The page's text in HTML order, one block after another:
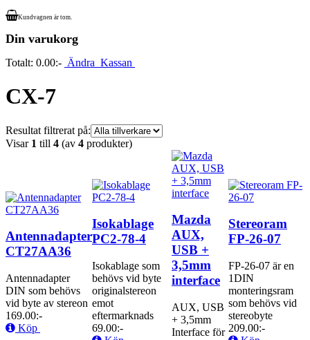
Kundvagnen är tom.
Din varukorg
Totalt: 0.00:- Ändra Kassan
CX-7
Resultat filtrerat på:
Visar 1 till 4 (av 4 produkter)
Antennadapter
CT27AA36
Antennadapter
DIN som behövs
vid byte av stereon
169.00:-
Köp
Isokablage
PC2-78-4
Isokablage som
behövs vid byte
originalstereon
emot
eftermarknads
69.00:-
Mazda
AUX,
USB +
3,5mm
interface
AUX, USB
+ 3,5mm
Interface för
Stereoram
FP-26-07
FP-26-07 är en
1DIN
monteringsram
som behövs vid
stereobyte
209.00:-